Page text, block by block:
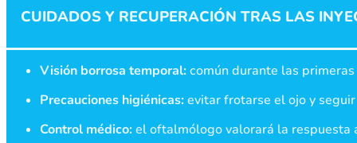
CUIDADOS Y RECUPERACIÓN TRAS LAS
Visión borrosa temporal:común durante las
Precauciones higiénicas:evitar frotarse el ojo y
Control médico:el oftalmólogo valorará la respuesta